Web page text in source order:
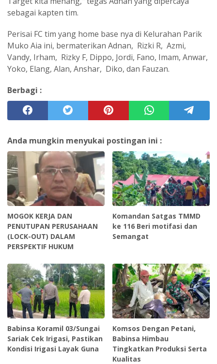
sebagai kapten tim.
Perisai FC tim yang home base nya di Kelurahan Parik
Muko Aia ini, bermaterikan Adnan, Rizki R, Azmi,
Vandy, Irham, Rizky F, Dippo, Jordi, Fano, Imam, Anwar,
Yoko, Elang, Alan, Anshar, Diko, dan Fauzan.
Berbagi :
Anda mungkin menyukai postingan ini :
MOGOK KERJA DAN
PENUTUPAN PERUSAHAAN
(LOCK-OUT) DALAM
PERSPEKTIF HUKUM
Komandan Satgas TMMD
ke 116 Beri motifasi dan
Semangat
Babinsa Koramil 03/Sungai
Sariak Cek Irigasi, Pastikan
Kondisi Irigasi Layak Guna
Komsos Dengan Petani,
Babinsa Himbau
Tingkatkan Produksi Serta
Kualitas